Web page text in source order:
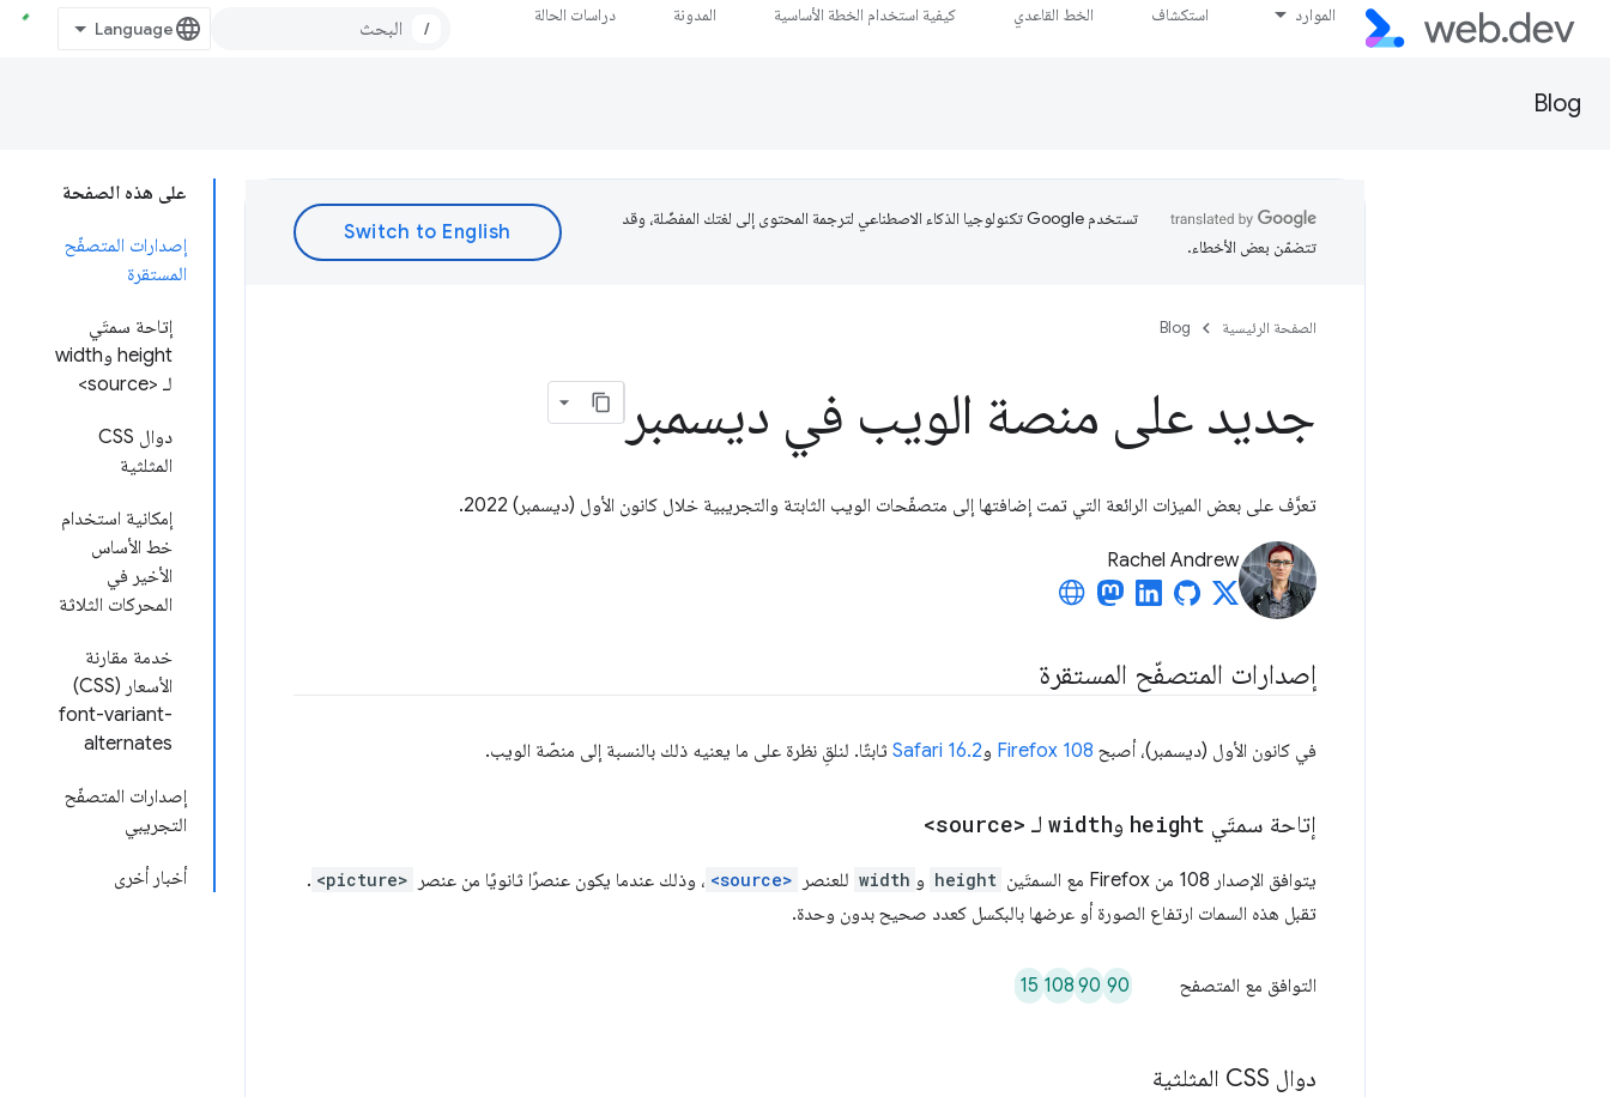
الموارد استكشاف الخط القاعدي كيفية استخدام الخطة الأساسية المدونة دراسات الحالة
/
Blog
على هذه الصفحة
إصدارات المتصفّح
المستقرة
إتاحة سمتَي
height وwidth
لـ <source>
دوال CSS
المثلثية
إمكانية استخدام
خط الأساس
الأخير في
المحركات الثلاثة
خدمة مقارنة
الأسعار (CSS)
font-variant-
alternates
إصدارات المتصفّح
التجريبي
أخبار أخرى
تستخدم Google تكنولوجيا الذكاء الاصطناعي لترجمة المحتوى إلى لغتك المفضّلة، وقد
تتضمّن بعض الأخطاء.
الصفحة الرئيسية Blog
جديد على منصة الويب في ديسمبر
تعرَّف على بعض الميزات الرائعة التي تمت إضافتها إلى متصفّحات الويب الثابتة والتجريبية خلال كانون الأول (ديسمبر) 2022.
Rachel Andrew
إصدارات المتصفّح المستقرة
في كانون الأول (ديسمبر)، أصبح Firefox 108 وSafari 16.2 ثابتًا. لنلقِ نظرة على ما يعنيه ذلك بالنسبة إلى منصّة الويب.
إتاحة سمتَي height وwidth لـ <source>
يتوافق الإصدار 108 من Firefox مع السمتَين height و width للعنصر <source> ، وذلك عندما يكون عنصرًا ثانويًا من عنصر <picture>
.
تقبل هذه السمات ارتفاع الصورة أو عرضها بالبكسل كعدد صحيح بدون وحدة.
التوافق مع المتصفح 90
90
108
15
دوال CSS المثلثية